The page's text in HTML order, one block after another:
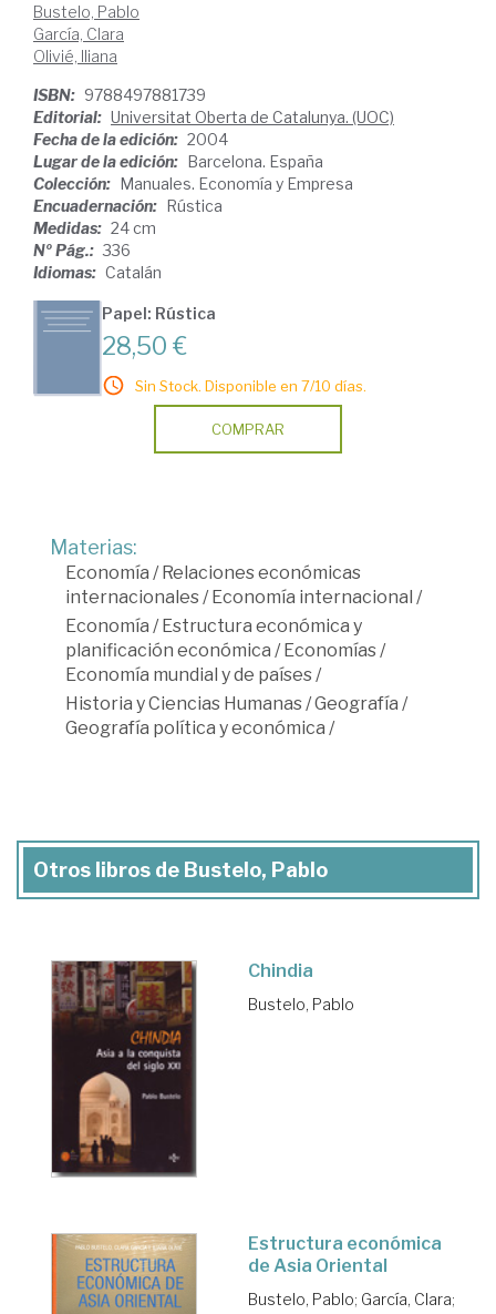
Bustelo, Pablo
García, Clara
Olivié, Iliana
ISBN: 9788497881739
Editorial: Universitat Oberta de Catalunya. (UOC)
Fecha de la edición: 2004
Lugar de la edición: Barcelona. España
Colección: Manuales. Economía y Empresa
Encuadernación: Rústica
Medidas: 24 cm
Nº Pág.: 336
Idiomas: Catalán
Papel: Rústica
28,50 €
Sin Stock. Disponible en 7/10 días.
COMPRAR
Materias:
Economía / Relaciones económicas
internacionales/ Economía internacional /
Economía / Estructura económica y
planificación económica / Economías/
Economía mundial y de países/
Historia y Ciencias Humanas/Geografía /
Geografía política y económica /
Otros libros de Bustelo, Pablo
Chindia
Bustelo, Pablo
Estructura económica
de Asia Oriental
Bustelo, Pablo; García, Clara;